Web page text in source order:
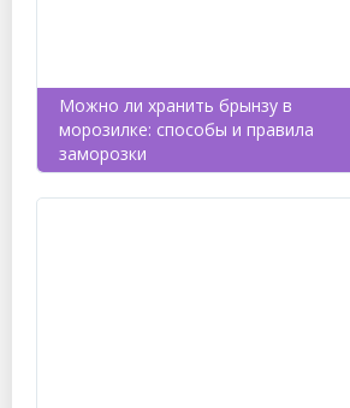
Можно ли хранить брынзу в
морозилке: способы и правила
заморозки